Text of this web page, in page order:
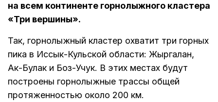
на всем континенте горнолыжного кластера
«Три вершины».
Так, горнолыжный кластер охватит три горных
пика в Иссык-Кульской области: Жыргалан,
Ак-Булак и Боз-Учук. В этих местах будут
построены горнолыжные трассы общей
протяженностью около 200 км.